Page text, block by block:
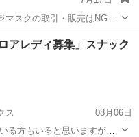
真のマスクはございませ
で遊ぶのにいかがでしょうか❓
アンパンマン
アレディ募集」スナック
ス
08月06日
る方もいると思いますが